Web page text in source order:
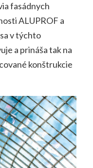
fasádnych
ALUPROF a
v týchto
a prináša tak na
konštrukcie